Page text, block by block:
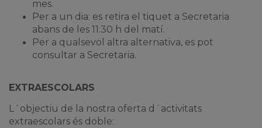
mes.
Per a un dia: es retira el tiquet a Secretaria
abans de les 11:30 h del matí.
Per a qualsevol altra alternativa, es pot
consultar a Secretaria.
EXTRAESCOLARS
L´objectiu de la nostra oferta d´activitats
extraescolars és doble: